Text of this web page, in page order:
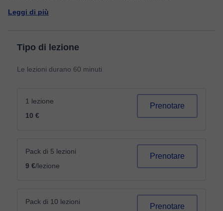
Leggi di più
Tipo di lezione
Le lezioni durano 60 minuti
1 lezione
10 €
Prenotare
Pack di 5 lezioni
9 €/lezione
Prenotare
Pack di 10 lezioni
Prenotare